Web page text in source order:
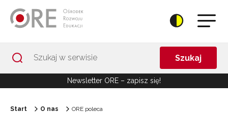
Szukaj
Newsletter ORE – zapisz się!
Start O nas ORE poleca